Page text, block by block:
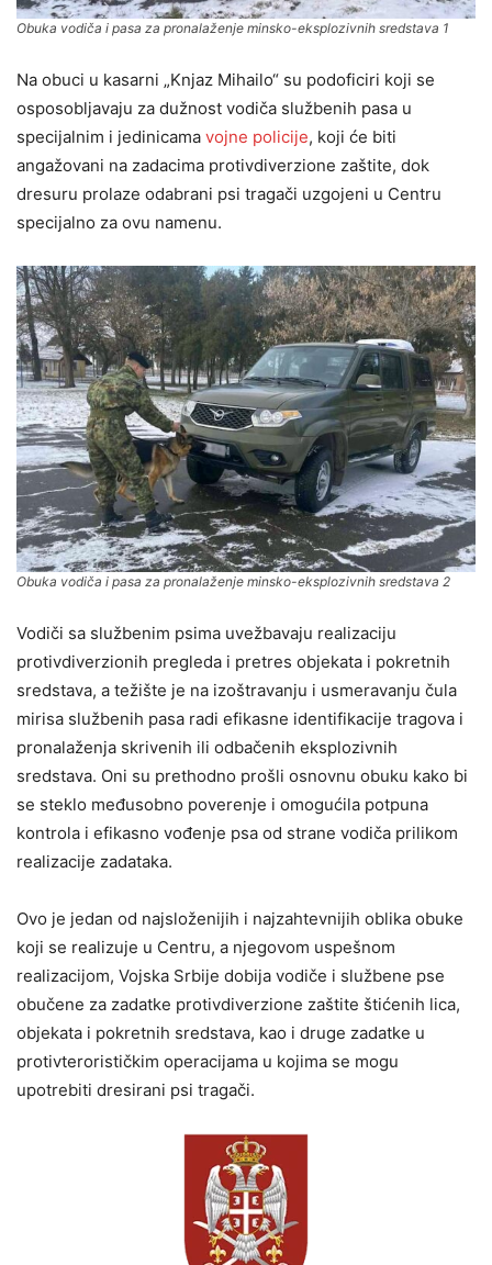
Obuka vodiča i pasa za pronalaženje minsko-eksplozivnih sredstava 1
Na obuci u kasarni „Knjaz Mihailo“ su podoficiri koji se
osposobljavaju za dužnost vodiča službenih pasa u
specijalnim i jedinicama vojne policije, koji će biti
angažovani na zadacima protivdiverzione zaštite, dok
dresuru prolaze odabrani psi tragači uzgojeni u Centru
specijalno za ovu namenu.
Obuka vodiča i pasa za pronalaženje minsko-eksplozivnih sredstava 2
Vodiči sa službenim psima uvežbavaju realizaciju
protivdiverzionih pregleda i pretres objekata i pokretnih
sredstava, a težište je na izoštravanju i usmeravanju čula
mirisa službenih pasa radi efikasne identifikacije tragova i
pronalaženja skrivenih ili odbačenih eksplozivnih
sredstava. Oni su prethodno prošli osnovnu obuku kako bi
se steklo međusobno poverenje i omogućila potpuna
kontrola i efikasno vođenje psa od strane vodiča prilikom
realizacije zadataka.
Ovo je jedan od najsloženijih i najzahtevnijih oblika obuke
koji se realizuje u Centru, a njegovom uspešnom
realizacijom, Vojska Srbije dobija vodiče i službene pse
obučene za zadatke protivdiverzione zaštite štićenih lica,
objekata i pokretnih sredstava, kao i druge zadatke u
protivterorističkim operacijama u kojima se mogu
upotrebiti dresirani psi tragači.